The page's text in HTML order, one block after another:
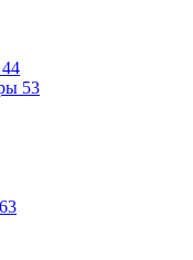
44
53
63